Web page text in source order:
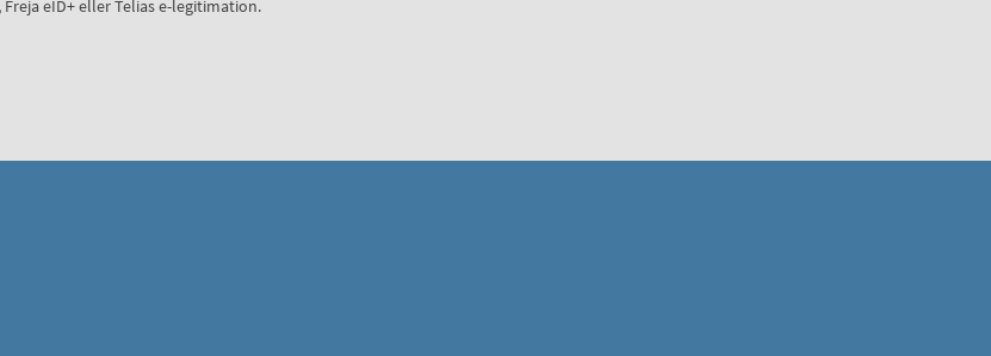
eID+ eller Telias e-legitimation.